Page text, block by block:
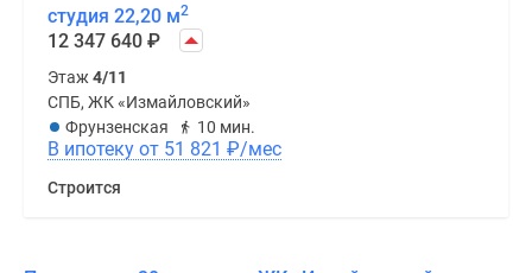
студия 22,20 м2
12 347 640 ₽
Этаж 4/11
СПБ, ЖК «Измайловский»
Фрунзенская
10 мин.
В ипотеку от 51 821 ₽/мес
Строится